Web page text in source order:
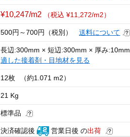
¥10,247/m2 （税込 ¥11,272/m2）
500円～700円（税別） 送料について
長辺:300mm × 短辺:300mm × 厚み:10mm
適した接着剤・目地材を見る
12枚 （約1.071 m2）
21 Kg
標準品
決済確認後 営業日後 の出荷